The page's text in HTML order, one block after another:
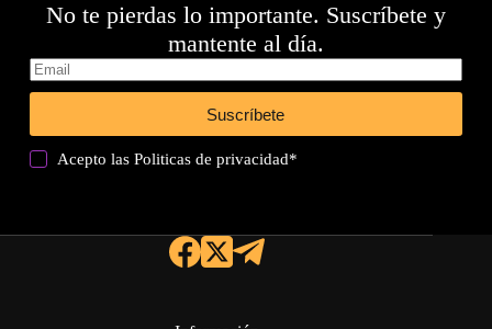
No te pierdas lo importante. Suscríbete y
mantente al día.
Suscríbete
Acepto lasPoliticas de privacidad*